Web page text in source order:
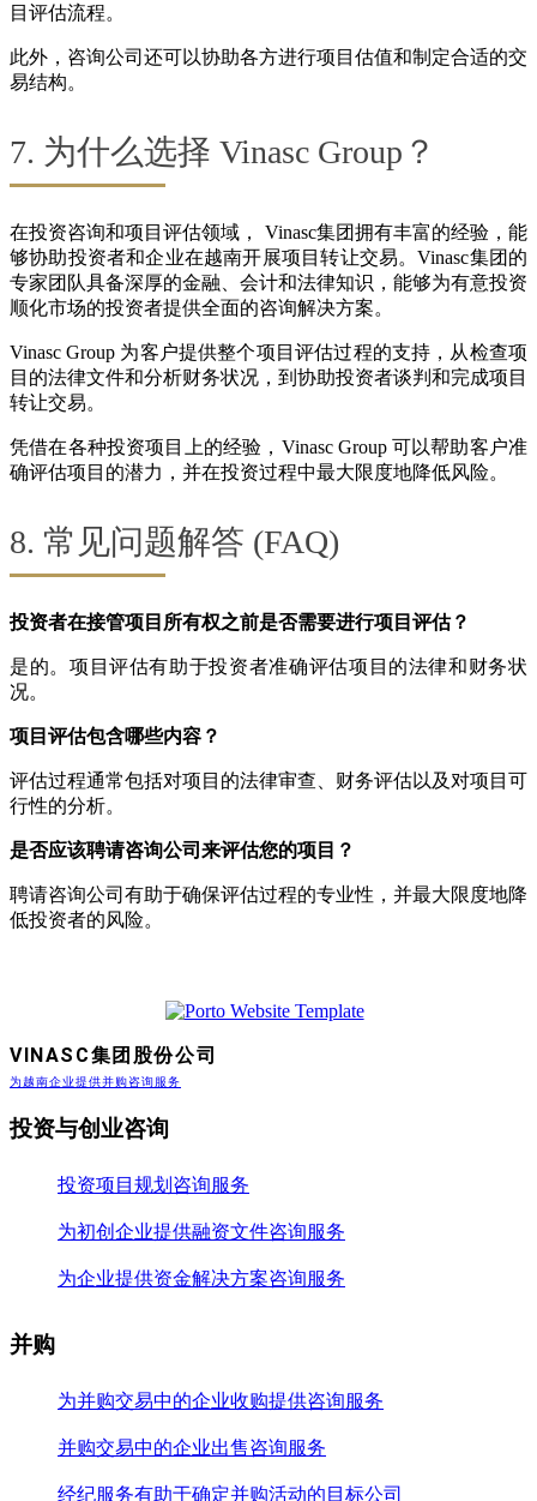
目评估流程。
此外，咨询公司还可以协助各方进行项目估值和制定合适的交
易结构。
7. 为什么选择 Vinasc Group？
在投资咨询和项目评估领域， Vinasc集团拥有丰富的经验，能
够协助投资者和企业在越南开展项目转让交易。Vinasc集团的
专家团队具备深厚的金融、会计和法律知识，能够为有意投资
顺化市场的投资者提供全面的咨询解决方案。
Vinasc Group 为客户提供整个项目评估过程的支持，从检查项
目的法律文件和分析财务状况，到协助投资者谈判和完成项目
转让交易。
凭借在各种投资项目上的经验，Vinasc Group 可以帮助客户准
确评估项目的潜力，并在投资过程中最大限度地降低风险。
8. 常见问题解答 (FAQ)
投资者在接管项目所有权之前是否需要进行项目评估？
是的。项目评估有助于投资者准确评估项目的法律和财务状
况。
项目评估包含哪些内容？
评估过程通常包括对项目的法律审查、财务评估以及对项目可
行性的分析。
是否应该聘请咨询公司来评估您的项目？
聘请咨询公司有助于确保评估过程的专业性，并最大限度地降
低投资者的风险。
VINASC集团股份公司
为越南企业提供并购咨询服务
投资与创业咨询
投资项目规划咨询服务
为初创企业提供融资文件咨询服务
为企业提供资金解决方案咨询服务
并购
为并购交易中的企业收购提供咨询服务
并购交易中的企业出售咨询服务
经纪服务有助于确定并购活动的目标公司